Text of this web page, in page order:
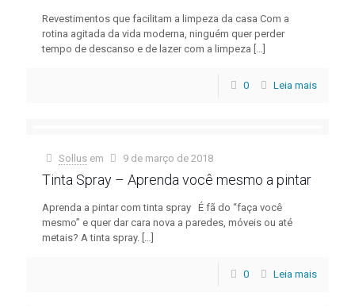
Revestimentos que facilitam a limpeza da casa Com a
rotina agitada da vida moderna, ninguém quer perder
tempo de descanso e de lazer com a limpeza […]
0 Leia mais
Sollus em 9 de março de 2018
Tinta Spray – Aprenda você mesmo a pintar
Aprenda a pintar com tinta spray É fã do “faça você
mesmo” e quer dar cara nova a paredes, móveis ou até
metais? A tinta spray. […]
0 Leia mais